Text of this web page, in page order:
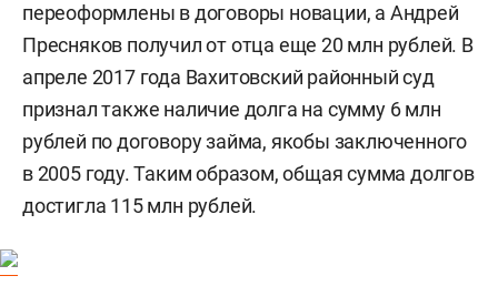
переоформлены в договоры новации, а Андрей
Пресняков получил от отца еще 20 млн рублей. В
апреле 2017 года Вахитовский районный суд
признал также наличие долга на сумму 6 млн
рублей по договору займа, якобы заключенного
в 2005 году. Таким образом, общая сумма долгов
достигла 115 млн рублей.